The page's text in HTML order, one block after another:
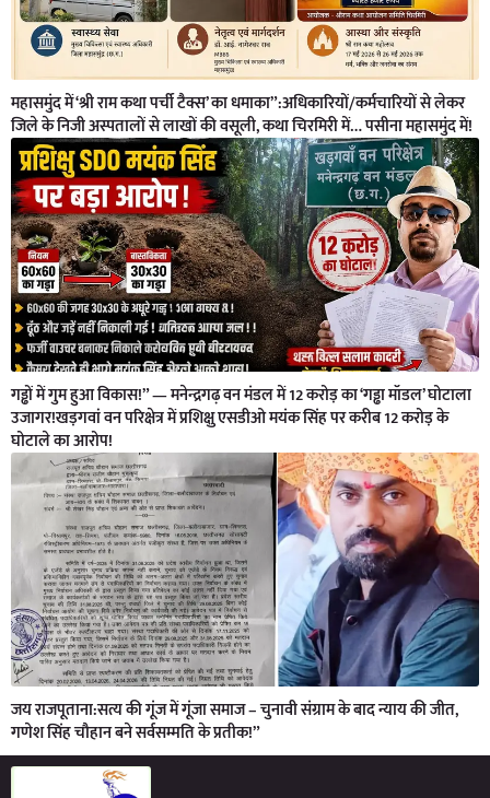
महासमुंद में ‘श्री राम कथा पर्ची टैक्स’ का धमाका”:अधिकारियों/कर्मचारियों से लेकर
जिले के निजी अस्पतालों से लाखों की वसूली, कथा चिरमिरी में… पसीना महासमुंद में!
गड्ढों में गुम हुआ विकास!” — मनेन्द्रगढ़ वन मंडल में 12 करोड़ का ‘गड्ढा मॉडल’ घोटाला
उजागर!खड़गवां वन परिक्षेत्र में प्रशिक्षु एसडीओ मयंक सिंह पर करीब 12 करोड़ के
घोटाले का आरोप!
जय राजपूताना:सत्य की गूंज में गूंजा समाज – चुनावी संग्राम के बाद न्याय की जीत,
गणेश सिंह चौहान बने सर्वसम्मति के प्रतीक!”